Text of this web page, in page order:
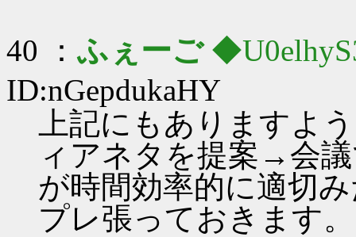
40 ：ふぇーご
ID:nGepdukaHY
上記にもありますよ
ィアネタを提案→会
が時間効率的に適切
プレ張っておきます。